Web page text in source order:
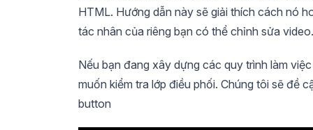
HTML. Hướng dẫn này sẽ giải thích cách nó
tác nhân của riêng bạn có thể chỉnh sửa video.
Nếu bạn đang xây dựng các quy trình làm
muốn kiểm tra lớp điều phối. Chúng tôi sẽ đề
button